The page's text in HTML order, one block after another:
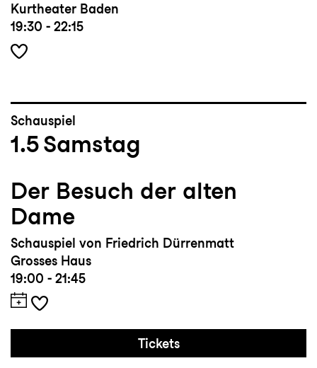
Kurtheater Baden
19:30 - 22:15
Schauspiel
1.5Samstag
Der Besuch der alten
Dame
Schauspiel von Friedrich Dürrenmatt
Grosses Haus
19:00 - 21:45
Tickets